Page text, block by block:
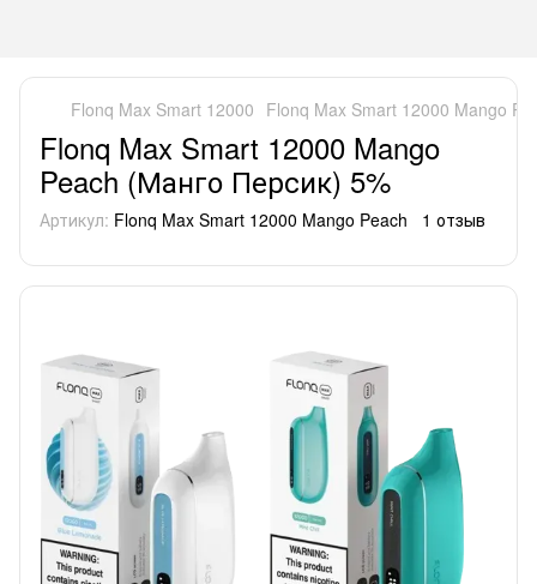
Flonq Max Smart 12000 Flonq Max Smart 12000 Mango
Flonq Max Smart 12000 Mango
Peach (Манго Персик) 5%
Артикул: Flonq Max Smart 12000 Mango Peach 1 отзыв